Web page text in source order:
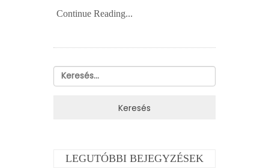
Continue Reading...
Keresés:
LEGUTÓBBI BEJEGYZÉSEK